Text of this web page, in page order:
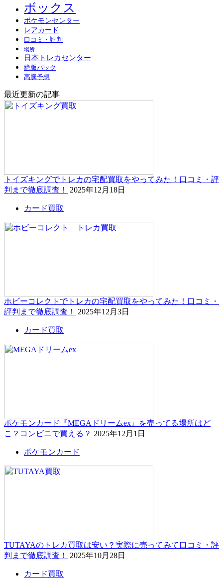
ボックス
ポケモンセンター
レアカード
口コミ・評判
場所
日本トレカセンター
絶版パック
高騰予想
最近更新の記事
トイズキングでトレカの宅配買取をやってみた！口コミ・評
判まで徹底調査！
2025年12月18日
カード買取
ホビーコレクトでトレカの宅配買取をやってみた！口コミ・
評判まで徹底調査！
2025年12月3日
カード買取
ポケモンカード『MEGAドリームex』を売ってる場所はど
こ？コンビニで買える？ 2025年12月1日
ポケモンカード
TUTAYAのトレカ買取は安い？実際に売ってみて口コミ・評
判まで徹底調査！
2025年10月28日
カード買取